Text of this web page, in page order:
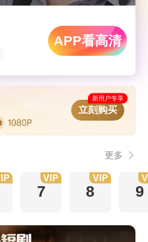
APP看高清
新用户专享
立刻购买
更多
7
VIP
8
VIP
9